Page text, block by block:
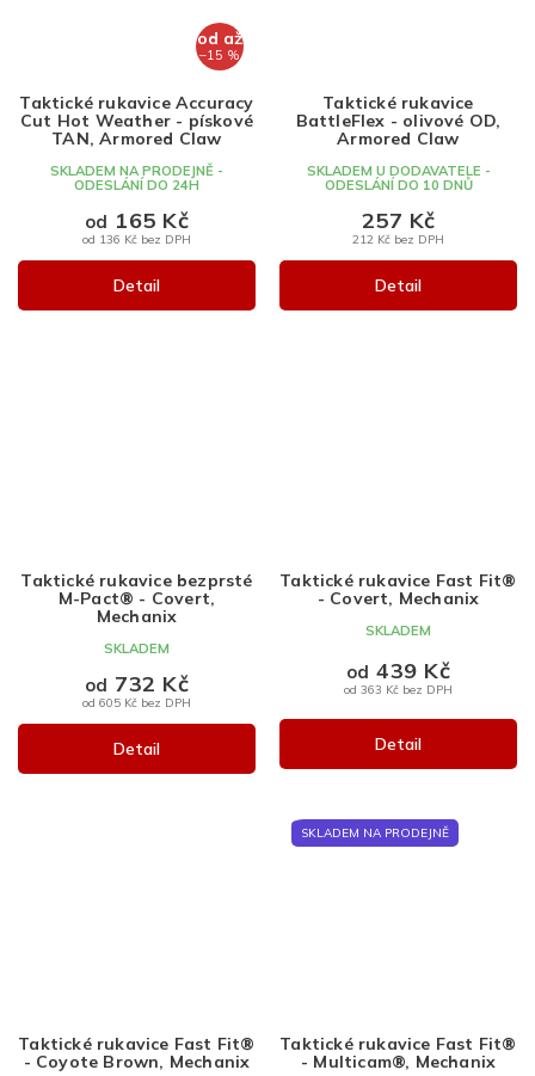
od až
–15 %
Taktické rukavice Accuracy
Cut Hot Weather - pískové
TAN, Armored Claw
SKLADEM NA PRODEJNĚ -
ODESLÁNÍ DO 24H
od 136 Kč bez DPH
od 165 Kč
Detail
Taktické rukavice
BattleFlex - olivové OD,
Armored Claw
SKLADEM U DODAVATELE -
ODESLÁNÍ DO 10 DNŮ
212 Kč bez DPH
257 Kč
Detail
Taktické rukavice bezprsté
M-Pact® - Covert,
Mechanix
SKLADEM
od 605 Kč bez DPH
od 732 Kč
Detail
Taktické rukavice Fast Fit®
- Covert, Mechanix
SKLADEM
od 363 Kč bez DPH
od 439 Kč
Detail
Taktické rukavice Fast Fit®
- Coyote Brown, Mechanix
SKLADEM NA PRODEJNĚ
Taktické rukavice Fast Fit®
- Multicam®, Mechanix